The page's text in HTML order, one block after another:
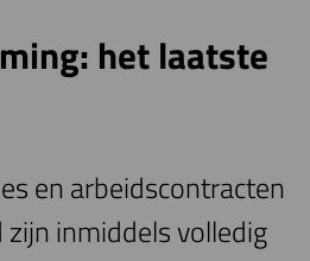
het laatste
en arbeidscontracten
inmiddels volledig